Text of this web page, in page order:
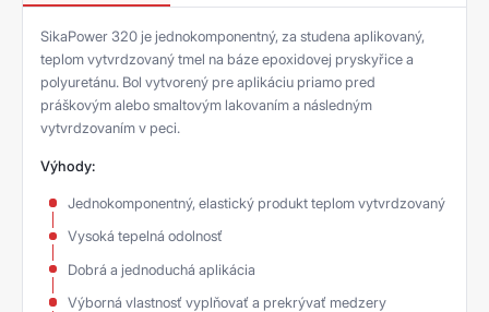
SikaPower 320 je jednokomponentný, za studena aplikovaný,
teplom vytvrdzovaný tmel na báze epoxidovej pryskyřice a
polyuretánu. Bol vytvorený pre aplikáciu priamo pred
práškovým alebo smaltovým lakovaním a následným
vytvrdzovaním v peci.
Výhody:
Jednokomponentný, elastický produkt teplom vytvrdzovaný
Vysoká tepelná odolnosť
Dobrá a jednoduchá aplikácia
Výborná vlastnosť vyplňovať a prekrývať medzery